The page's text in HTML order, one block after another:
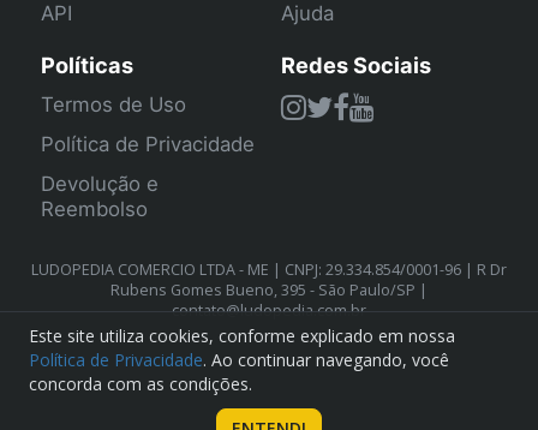
API
Ajuda
Políticas
Termos de Uso
Política de Privacidade
Devolução e
Reembolso
Redes Sociais
LUDOPEDIA COMERCIO LTDA - ME | CNPJ: 29.334.854/0001-96 | R Dr
Rubens Gomes Bueno, 395 - São Paulo/SP |
contato@ludopedia.com.br
Este site utiliza cookies, conforme explicado em nossa
Política de Privacidade. Ao continuar navegando, você
concorda com as condições.